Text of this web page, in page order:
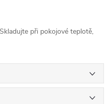
při pokojové teplotě,